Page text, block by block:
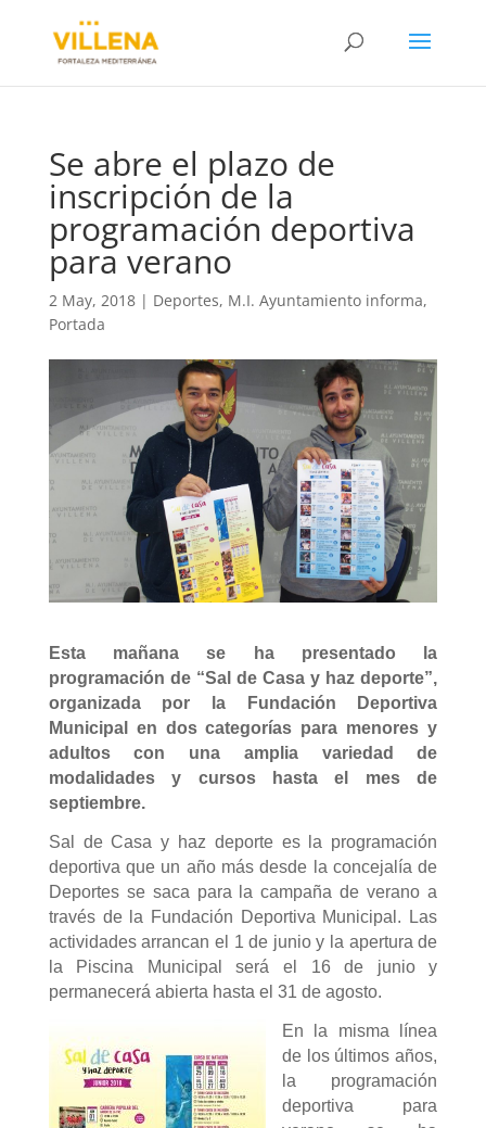
Se abre el plazo de
inscripción de la
programación deportiva
para verano
2 May, 2018| Deportes, M.I. Ayuntamiento informa,
Portada
Esta mañana se ha presentado la
programación de “Sal de Casa y haz deporte”,
organizada por la Fundación Deportiva
Municipal en dos categorías para menores y
adultos con una amplia variedad de
modalidades y cursos hasta el mes de
septiembre.
Sal de Casa y haz deporte es la programación
deportiva que un año más desde la concejalía de
Deportes se saca para la campaña de verano a
través de la Fundación Deportiva Municipal. Las
actividades arrancan el 1 de junio y la apertura de
la Piscina Municipal será el 16 de junio y
permanecerá abierta hasta el 31 de agosto.
En la misma línea
de los últimos años,
la programación
deportiva para